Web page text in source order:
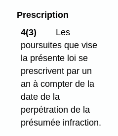
Prescription
4(3)
Les
poursuites que vise
la présente loi se
prescrivent par un
an à compter de la
date de la
perpétration de la
présumée infraction.